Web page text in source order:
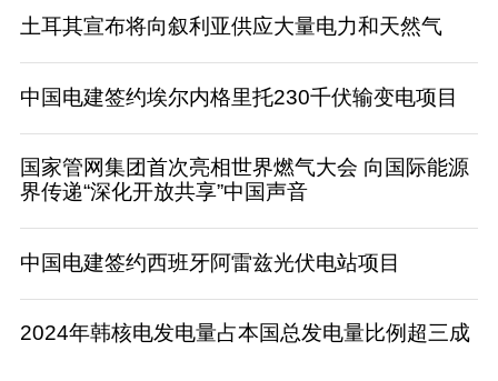
土耳其宣布将向叙利亚供应大量电力和天然气
中国电建签约埃尔内格里托230千伏输变电项目
国家管网集团首次亮相世界燃气大会 向国际能源
界传递“深化开放共享”中国声音
中国电建签约西班牙阿雷兹光伏电站项目
2024年韩核电发电量占本国总发电量比例超三成